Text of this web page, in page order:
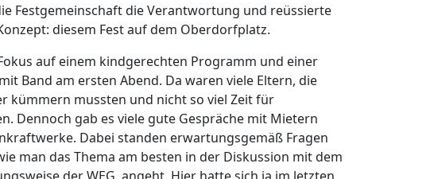
Festgemeinschaft die Verantwortung und reüssierte
diesem Fest auf dem Oberdorfplatz.
auf einem kindgerechten Programm und einer
Band am ersten Abend. Da waren viele Eltern, die
kümmern mussten und nicht so viel Zeit für
Dennoch gab es viele gute Gespräche mit Mietern
Dabei standen erwartungsgemäß Fragen
man das Thema am besten in der Diskussion mit dem